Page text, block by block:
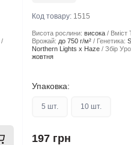
Код товару: 1515
Висота рослини: висока Вміст
Врожай: до 750 г/м² Генетика:
Northern Lights x Haze
Збір
жовтня
Упаковка:
5 шт. 10 шт.
197 грн